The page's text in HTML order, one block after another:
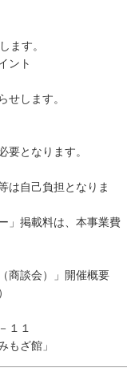
す。
ント
します。
となります。
自己負担となりま
掲載料は、本事業費
商談会）」開催概要
１
館」